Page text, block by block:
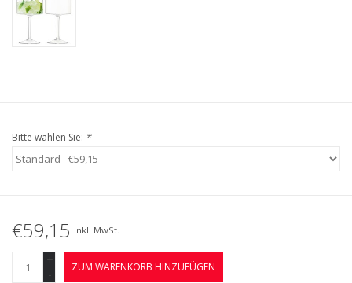
Bitte wählen Sie: *
€59,15 Inkl. MwSt.
+
-
ZUM WARENKORB HINZUFÜGEN